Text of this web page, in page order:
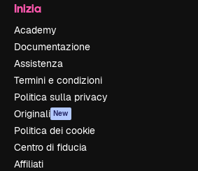
Inizia
Academy
Documentazione
Assistenza
Termini e condizioni
Politica sulla privacy
Originali New
Politica dei cookie
Centro di fiducia
Affiliati